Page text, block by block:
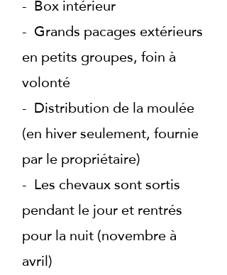
- Box intérieur
- Grands pacages extérieurs
en petits groupes, foin à
volonté
- Distribution de la moulée
(en hiver seulement, fournie
par le propriétaire)
- Les chevaux sont sortis
pendant le jour et rentrés
pour la nuit (novembre à
avril)